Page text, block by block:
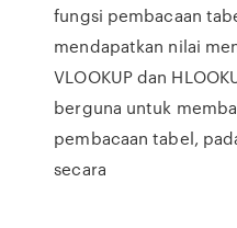
fungsi pembacaan
mendapatkan nilai
VLOOKUP dan
berguna untuk
pembacaan tabel,
secara